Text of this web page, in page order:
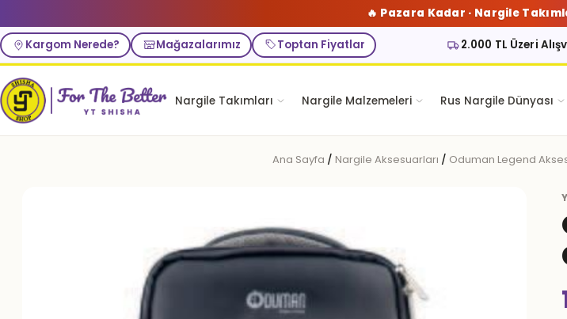
🔥 Pazara Kadar · Nargile
Kargom Nerede? Mağazalarımız Toptan Fiyatlar 2.000 TL Üzeri
Nargile Takımları Nargile Malzemeleri Rus Nargile Dünyası
Ana Sayfa / Nargile Aksesuarları / Oduman Legend